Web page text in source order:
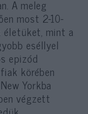
A meleg
most 2-10-
életüket, mint a
eséllyel
epizód
körében
Yorkba
végzett